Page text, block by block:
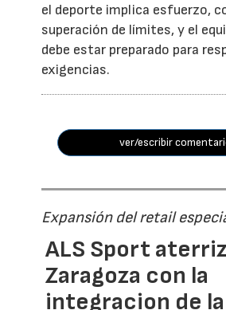
el deporte implica esfuerzo,
superación de límites, y el
debe estar preparado para
exigencias.
ver/escribir
Expansión del retail
ALS Sport
Zaragoza con la
integracion de la